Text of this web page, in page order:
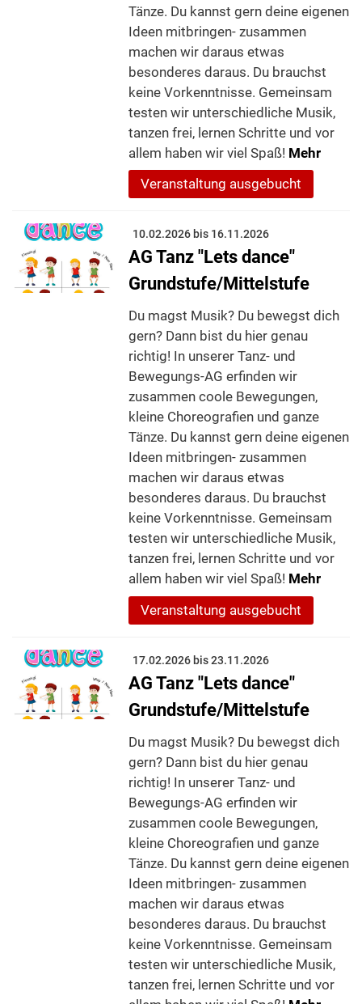
Tänze. Du kannst gern deine eigenen
Ideen mitbringen- zusammen
machen wir daraus etwas
besonderes daraus. Du brauchst
keine Vorkenntnisse. Gemeinsam
testen wir unterschiedliche Musik,
tanzen frei, lernen Schritte und vor
allem haben wir viel Spaß! Mehr
Veranstaltung ausgebucht
10.02.2026 bis 16.11.2026
AG Tanz "Lets dance"
Grundstufe/Mittelstufe
Du magst Musik? Du bewegst dich
gern? Dann bist du hier genau
richtig! In unserer Tanz- und
Bewegungs-AG erfinden wir
zusammen coole Bewegungen,
kleine Choreografien und ganze
Tänze. Du kannst gern deine eigenen
Ideen mitbringen- zusammen
machen wir daraus etwas
besonderes daraus. Du brauchst
keine Vorkenntnisse. Gemeinsam
testen wir unterschiedliche Musik,
tanzen frei, lernen Schritte und vor
allem haben wir viel Spaß! Mehr
Veranstaltung ausgebucht
17.02.2026 bis 23.11.2026
AG Tanz "Lets dance"
Grundstufe/Mittelstufe
Du magst Musik? Du bewegst dich
gern? Dann bist du hier genau
richtig! In unserer Tanz- und
Bewegungs-AG erfinden wir
zusammen coole Bewegungen,
kleine Choreografien und ganze
Tänze. Du kannst gern deine eigenen
Ideen mitbringen- zusammen
machen wir daraus etwas
besonderes daraus. Du brauchst
keine Vorkenntnisse. Gemeinsam
testen wir unterschiedliche Musik,
tanzen frei, lernen Schritte und vor